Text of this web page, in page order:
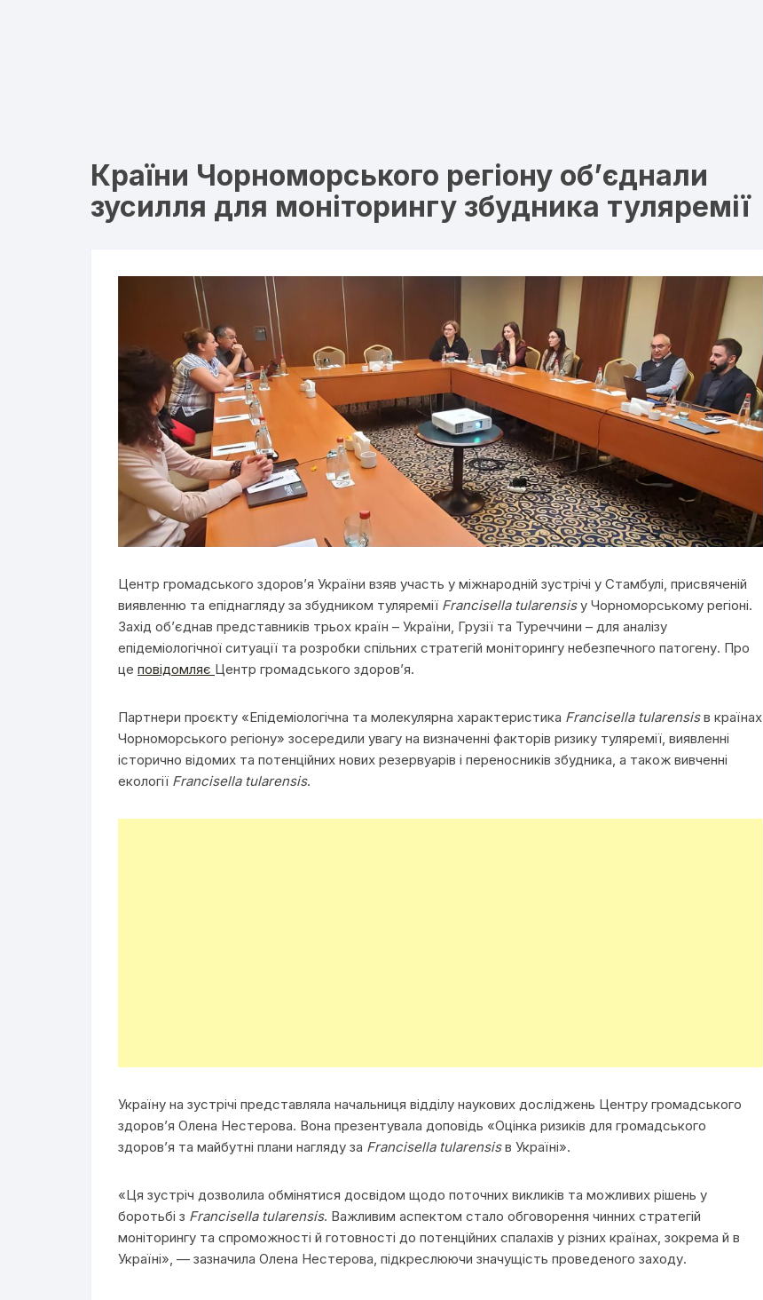
Країни Чорноморського регіону об’єднали
зусилля для моніторингу збудника туляремії
Центр громадського здоров’я України взяв участь у міжнародній зустрічі у Стамбулі, присвяченій
виявленню та епіднагляду за збудником туляремії Francisella tularensisу Чорноморському регіоні.
Захід об’єднав представників трьох країн – України, Грузії та Туреччини – для аналізу
епідеміологічної ситуації та розробки спільних стратегій моніторингу небезпечного патогену. Про
це повідомляє Центр громадського здоров’я.
Партнери проєкту «Епідеміологічна та молекулярна характеристика Francisella tularensisв країнах
Чорноморського регіону» зосередили увагу на визначенні факторів ризику туляремії, виявленні
історично відомих та потенційних нових резервуарів і переносників збудника, а також вивченні
екології Francisella tularensis.
Україну на зустрічі представляла начальниця відділу наукових досліджень Центру громадського
здоров’я Олена Нестерова. Вона презентувала доповідь «Оцінка ризиків для громадського
здоров’я та майбутні плани нагляду за Francisella tularensisв Україні».
«Ця зустріч дозволила обмінятися досвідом щодо поточних викликів та можливих рішень у
боротьбі з Francisella tularensis. Важливим аспектом стало обговорення чинних стратегій
моніторингу та спроможності й готовності до потенційних спалахів у різних країнах, зокрема й в
Україні», — зазначила Олена Нестерова, підкреслюючи значущість проведеного заходу.